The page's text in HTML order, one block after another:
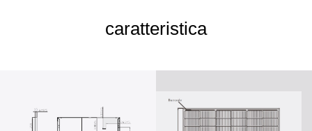
caratteristica